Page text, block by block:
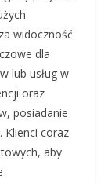
widoczność
dla
lub usług w
oraz
posiadanie
Klienci coraz
aby